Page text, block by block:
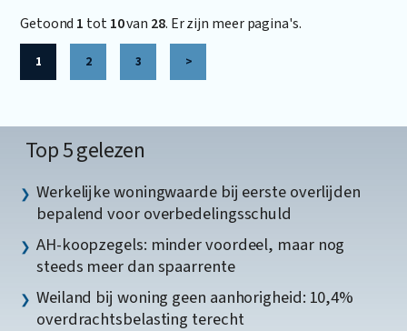
Getoond 1 tot10van 28. Er zijn meer pagina's.
1 2 3 >
Top 5 gelezen
Werkelijke woningwaarde bij eerste overlijden
bepalend voor overbedelingsschuld
AH-koopzegels: minder voordeel, maar nog
steeds meer dan spaarrente
Weiland bij woning geen aanhorigheid: 10,4%
overdrachtsbelasting terecht